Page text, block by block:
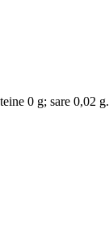
0 g; sare 0,02 g.